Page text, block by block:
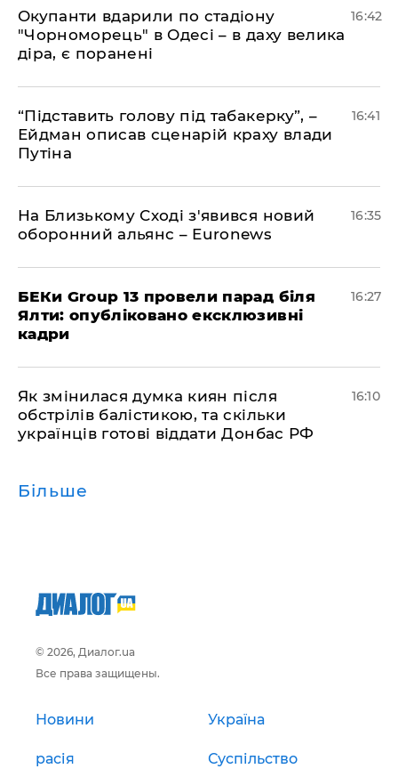
​Окупанти вдарили по стадіону
"Чорноморець" в Одесі – в даху велика
діра, є поранені
16:42
​“Підставить голову під табакерку”, –
Ейдман описав сценарій краху влади
Путіна
16:41
На Близькому Сході з'явився новий
оборонний альянс – Euronews
16:35
БЕКи Group 13 провели парад біля
Ялти: опубліковано ексклюзивні
кадри
16:27
Як змінилася думка киян після
обстрілів балістикою, та скільки
українців готові віддати Донбас РФ
16:10
Більше
© 2026, Диалог.ua
Все права защищены.
Новини Україна
расія Суспільство